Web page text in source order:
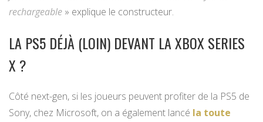
rechargeable » explique le constructeur.
LA PS5 DÉJÀ (LOIN) DEVANT LA XBOX SERIES
X ?
Côté next-gen, si les joueurs peuvent profiter de la PS5 de
Sony, chez Microsoft, on a également lancé la toute